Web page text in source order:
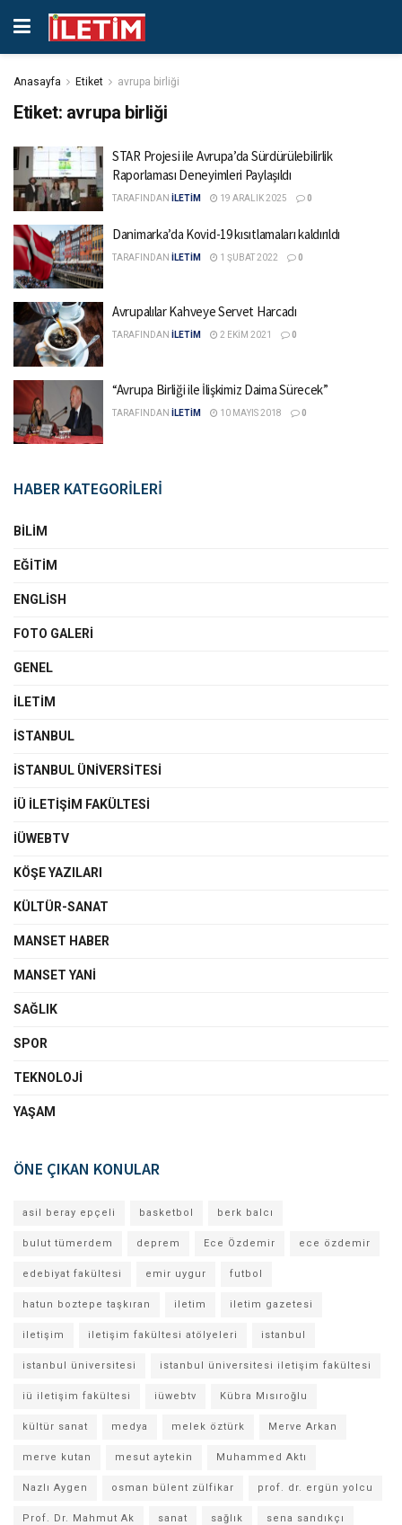
Anasayfa Etiket avrupa birliği
Etiket: avrupa birliği
STAR Projesi ile Avrupa’da Sürdürülebilirlik
Raporlaması Deneyimleri Paylaşıldı
TARAFINDAN İLETİM 19 ARALIK 2025 0
Danimarka’da Kovid-19 kısıtlamaları kaldırıldı
TARAFINDAN İLETİM 1 ŞUBAT 2022 0
Avrupalılar Kahveye Servet Harcadı
TARAFINDAN İLETİM 2 EKIM 2021 0
“Avrupa Birliği ile İlişkimiz Daima Sürecek”
TARAFINDAN İLETİM 10 MAYIS 2018 0
HABER KATEGORİLERİ
BILIM
EĞITIM
ENGLISH
FOTO GALERI
GENEL
İLETIM
İSTANBUL
İSTANBUL ÜNIVERSITESI
İÜ İLETIŞIM FAKÜLTESI
İÜWEBTV
KÖŞE YAZILARI
KÜLTÜR-SANAT
MANSET HABER
MANSET YANI
SAĞLIK
SPOR
TEKNOLOJI
YAŞAM
ÖNE ÇIKAN KONULAR
asil beray epçeli basketbol berk balcı
bulut tümerdem deprem Ece Özdemir ece özdemir
edebiyat fakültesi emir uygur futbol
hatun boztepe taşkıran iletim iletim gazetesi
iletişim iletişim fakültesi atölyeleri istanbul
istanbul üniversitesi istanbul üniversitesi iletişim fakültesi
iü iletişim fakültesi iüwebtv Kübra Mısıroğlu
kültür sanat medya melek öztürk Merve Arkan
merve kutan mesut aytekin Muhammed Aktı
Nazlı Aygen osman bülent zülfikar prof. dr. ergün yolcu
Prof. Dr. Mahmut Ak sanat sağlık sena sandıkçı